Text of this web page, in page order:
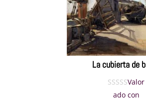
La cubierta de
Valor
ado con